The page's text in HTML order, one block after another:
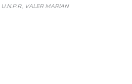
U.N.P.R., VALER MARIAN